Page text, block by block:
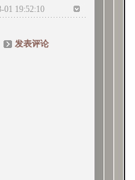
01 19:52:10
发表评论